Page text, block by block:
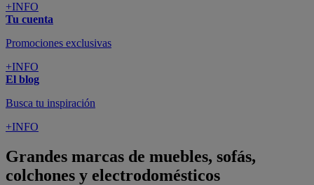
+INFO
Tu cuenta
Promociones exclusivas
+INFO
El blog
Busca tu inspiración
+INFO
Grandes marcas de muebles, sofás,
colchones y electrodomésticos